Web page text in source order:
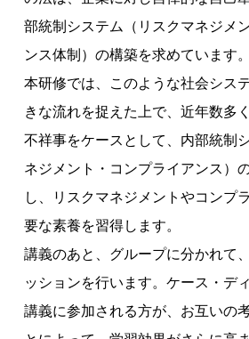
部統制システム（リスクマネジメ
ンス体制）の構築を求めています。
本研修では、このような社会シス
きな流れを捉えた上で、近年数多
不祥事をケースとして、内部統制
ネジメント・コンプライアンス）
し、リスクマネジメントやコンプ
要な素養を習得します。
講義のあと、グループに分かれて
ッションを行います。ケース・デ
講義に参加される方が、お互いの